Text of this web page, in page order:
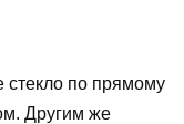
стекло по прямому
Другим же